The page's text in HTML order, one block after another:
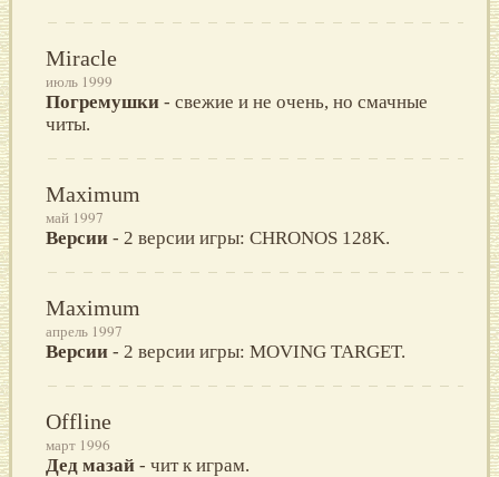
Miracle
июль 1999
Погремушки - свежие и не очень, но смачные
читы.
Maximum
май 1997
Версии - 2 версии игры: CHRONOS 128K.
Maximum
апрель 1997
Версии - 2 версии игры: MOVING TARGET.
Offline
март 1996
Дед мазай - чит к играм.